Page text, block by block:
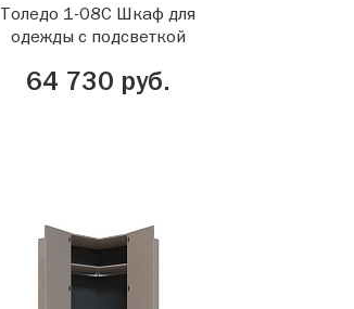
Толедо 1-08С Шкаф для
одежды с подсветкой
64 730 руб.